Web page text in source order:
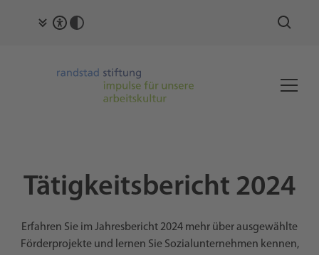
Tätigkeitsbericht 2024
Erfahren Sie im Jahresbericht 2024 mehr über ausgewählte
Förderprojekte und lernen Sie Sozialunternehmen kennen,